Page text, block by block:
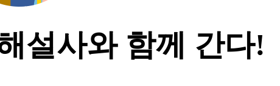
설사와 함께 간다!